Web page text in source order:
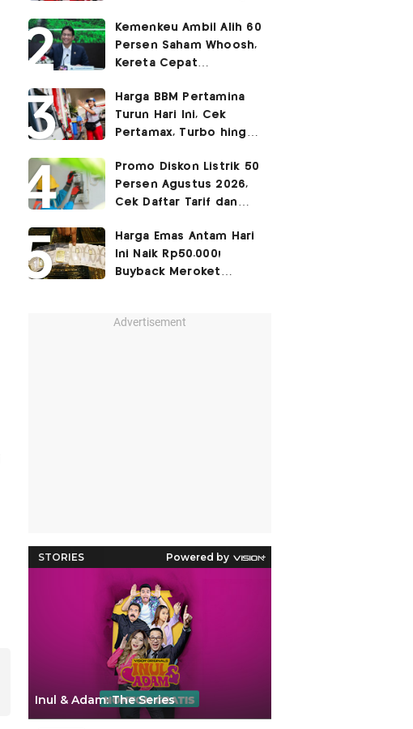
Agustus 2026
Kemenkeu Ambil Alih 60
Persen Saham Whoosh,
Kereta Cepat
Surabaya
Harga BBM Pertamina
Turun Hari Ini, Cek
Pertamax, Turbo hingga
2026
Promo Diskon Listrik 50
Persen Agustus 2026,
Cek Daftar Tarif dan
Harga Emas Antam Hari
Ini Naik Rp50.000!
Buyback Meroket
Advertisement